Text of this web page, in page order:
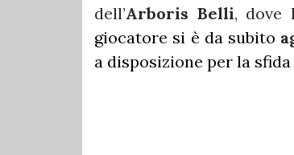
dell’Arboris Belli, dove
giocatore si è da subito
a disposizione per la